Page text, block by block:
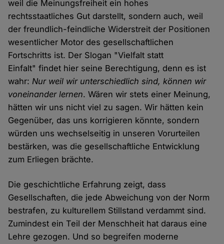
weil die Meinungsfreiheit ein hohes
rechtsstaatliches Gut darstellt, sondern auch, weil
der freundlich-feindliche Widerstreit der Positionen
wesentlicher Motor des gesellschaftlichen
Fortschritts ist. Der Slogan "Vielfalt statt
Einfalt" findet hier seine Berechtigung, denn es ist
wahr:Nur weil wir unterschiedlich sind, können wir
voneinander lernen. Wären wir stets einer Meinung,
hätten wir uns nicht viel zu sagen. Wir hätten kein
Gegenüber, das uns korrigieren könnte, sondern
würden uns wechselseitig in unseren Vorurteilen
bestärken, was die gesellschaftliche Entwicklung
zum Erliegen brächte.
Die geschichtliche Erfahrung zeigt, dass
Gesellschaften, die jede Abweichung von der Norm
bestrafen, zu kulturellem Stillstand verdammt sind.
Zumindest ein Teil der Menschheit hat daraus eine
Lehre gezogen. Und so begreifen moderne